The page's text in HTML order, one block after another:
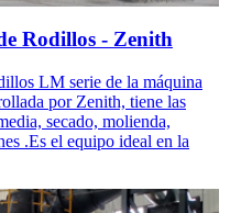
Rodillos - Zenith
LM serie de la máquina
por Zenith, tiene las
secado, molienda,
.Es el equipo ideal en la